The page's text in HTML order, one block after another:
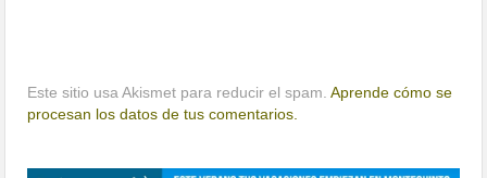
Este sitio usa Akismet para reducir el spam.Aprende cómo se
procesan los datos de tus comentarios.